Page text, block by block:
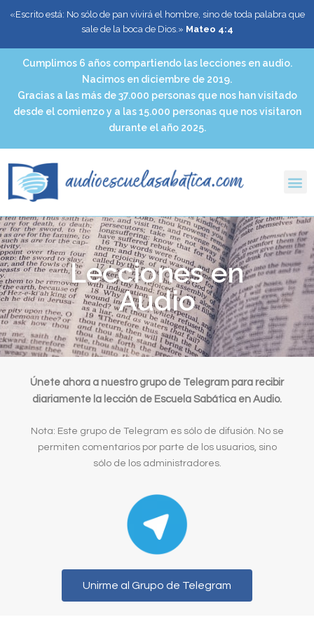
«Escrito está: No sólo de pan vivirá el hombre, sino de toda palabra que
sale de la boca de Dios.» Mateo 4:4
Cumplimos 6 años compartiendo las lecciones en audio.
Nacimos en diciembre de 2019.
Gracias a las más de 37.000 personas que nos han visitado
desde el comienzo y a las 15.000 personas que nos visitaron
durante el año 2025.
Lecciones en
Audio
Únete ahora a nuestro grupo de Telegram para recibir
diariamente la lección de Escuela Sabática en Audio.
Nota: Este grupo de Telegram es sólo de difusión. No se
permiten comentarios por parte de los usuarios, sino
sólo de los administradores.
Unirme al Grupo de Telegram